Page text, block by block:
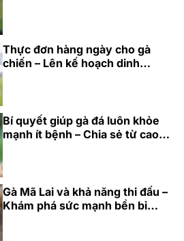
Thực đơn hàng ngày cho gà
chiến – Lên kế hoạch dinh
Bí quyết giúp gà đá luôn khỏe
mạnh ít bệnh – Chia sẻ từ cao
Gà Mã Lai và khả năng thi đấu –
Khám phá sức mạnh bền bỉ